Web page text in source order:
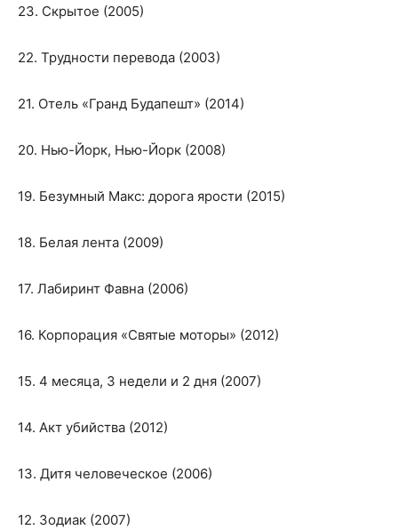
23. Скрытое (2005)
22. Трудности перевода (2003)
21. Отель «Гранд Будапешт» (2014)
20. Нью-Йорк, Нью-Йорк (2008)
19. Безумный Макс: дорога ярости (2015)
18. Белая лента (2009)
17. Лабиринт Фавна (2006)
16. Корпорация «Святые моторы» (2012)
15. 4 месяца, 3 недели и 2 дня (2007)
14. Акт убийства (2012)
13. Дитя человеческое (2006)
12. Зодиак (2007)